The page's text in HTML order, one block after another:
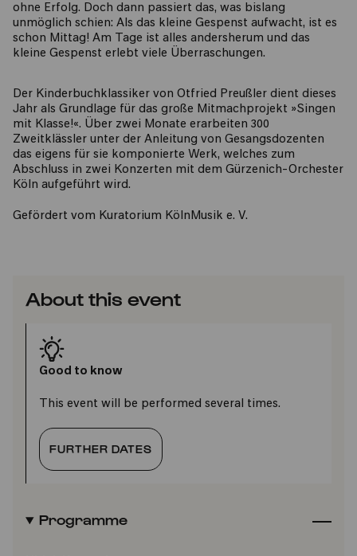
ohne Erfolg. Doch dann passiert das, was bislang
unmöglich schien: Als das kleine Gespenst aufwacht, ist es
schon Mittag! Am Tage ist alles andersherum und das
kleine Gespenst erlebt viele Überraschungen.
Der Kinderbuchklassiker von Otfried Preußler dient dieses
Jahr als Grundlage für das große Mitmachprojekt »Singen
mit Klasse!«. Über zwei Monate erarbeiten 300
Zweitklässler unter der Anleitung von Gesangsdozenten
das eigens für sie komponierte Werk, welches zum
Abschluss in zwei Konzerten mit dem Gürzenich-Orchester
Köln aufgeführt wird.
Gefördert vom Kuratorium KölnMusik e. V.
About this event
Good to know
This event will be performed several times.
FURTHER DATES
Programme